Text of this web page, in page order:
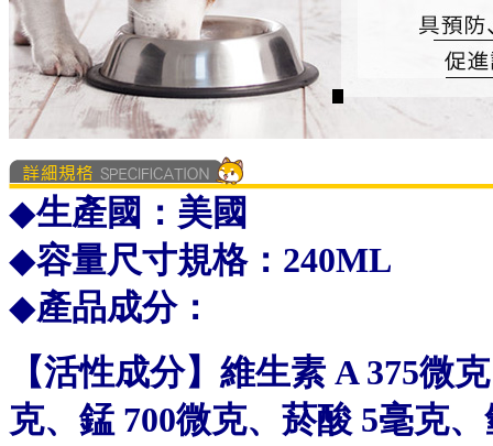
◆生產國：美國
◆容量尺寸規格：240ML
◆產品成分：
【活性成分】維生素 A 375微
克、錳 700微克、菸酸 5毫克